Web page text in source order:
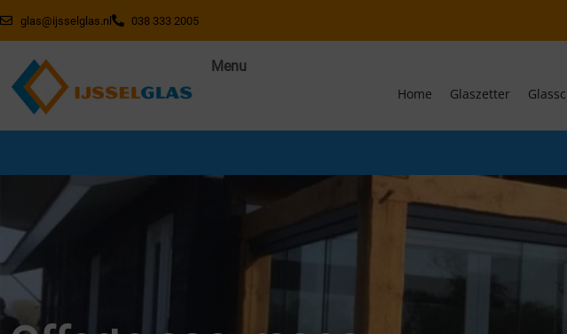
glas@ijsselglas.nl 038 333 2005
Menu
Home
Glaszetter
Wegens vakantie gesloten van 20 juli t/m 7 augustus. Vanaf 10 augustus weer
bereikbaar!